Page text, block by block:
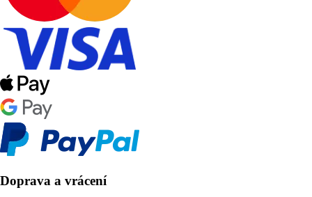
Doprava a vrácení